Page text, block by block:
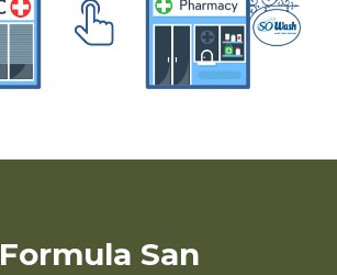
Formula San